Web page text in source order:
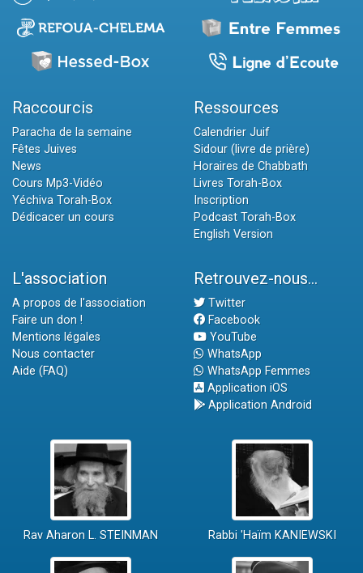
Raccourcis
Paracha de la semaine
Fêtes Juives
News
Cours Mp3-Vidéo
Yéchiva Torah-Box
Dédicacer un cours
Ressources
Calendrier Juif
Sidour (livre de prière)
Horaires de Chabbath
Livres Torah-Box
Inscription
Podcast Torah-Box
English Version
L'association
A propos de l'association
Faire un don !
Mentions légales
Nous contacter
Aide (FAQ)
Retrouvez-nous...
Twitter
Facebook
YouTube
WhatsApp
WhatsApp Femmes
Application iOS
Application Android
Rav Aharon L. STEINMAN Rabbi 'Haïm KANIEWSKI